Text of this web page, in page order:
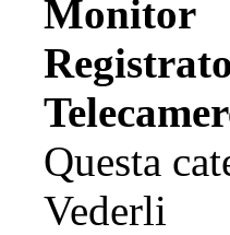
Monitor
Questa
Vederli